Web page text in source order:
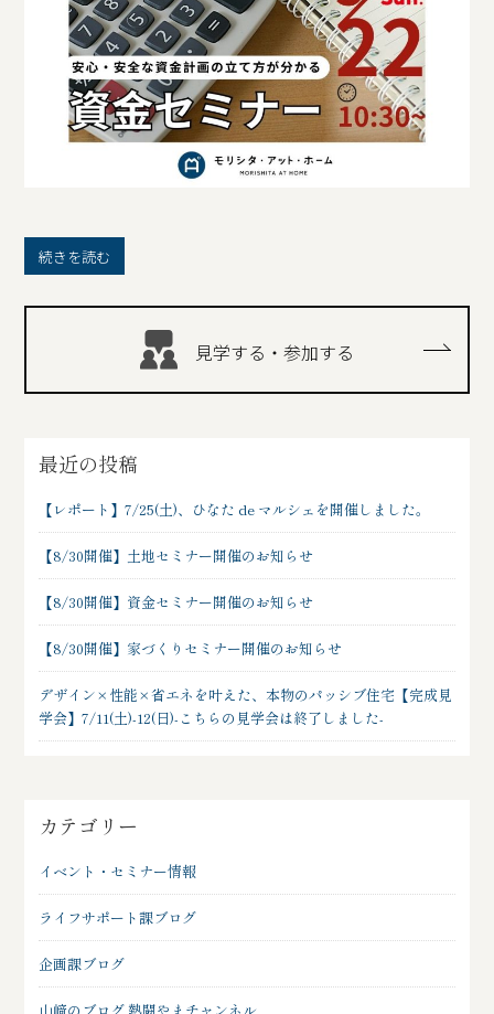
続きを読む
見学する・参加する
最近の投稿
【レポート】7/25(土)、ひなた de マルシェを開催しました。
【8/30開催】土地セミナー開催のお知らせ
【8/30開催】資金セミナー開催のお知らせ
【8/30開催】家づくりセミナー開催のお知らせ
デザイン×性能×省エネを叶えた、本物のパッシブ住宅【完成見
学会】7/11(土)-12(日)-こちらの見学会は終了しました-
カテゴリー
イベント・セミナー情報
ライフサポート課ブログ
企画課ブログ